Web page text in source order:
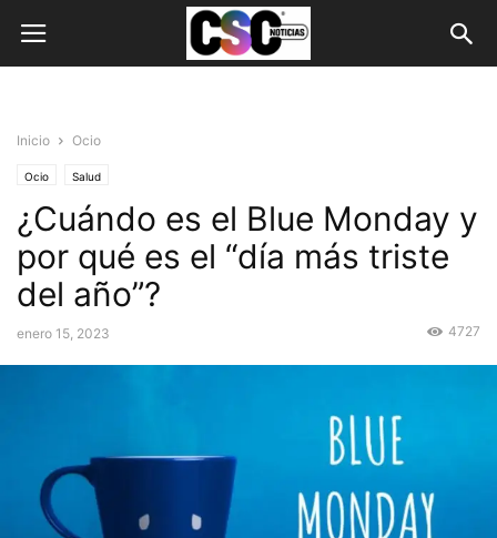
Inicio Ocio
Ocio Salud
¿Cuándo es el Blue Monday y
por qué es el “día más triste
del año”?
enero 15, 2023 4727